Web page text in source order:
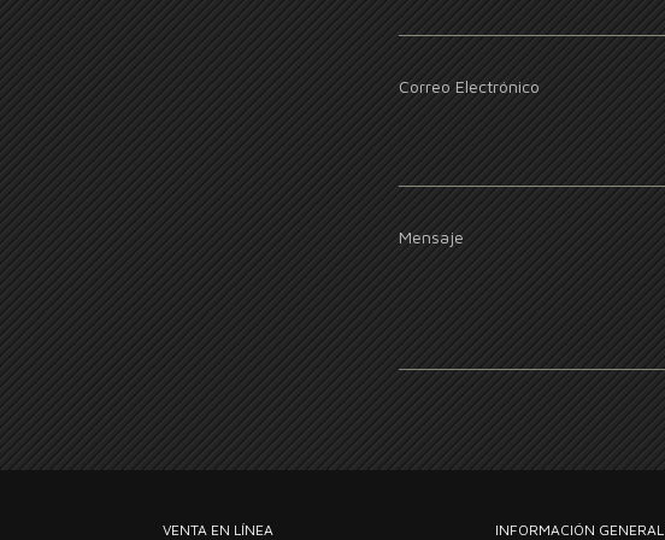
Correo Electrónico
Mensaje
VENTA EN LÍNEA INFORMACIÓN GENERAL